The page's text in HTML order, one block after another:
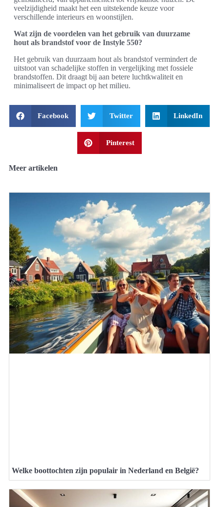
veelzijdigheid maakt het een uitstekende keuze voor
verschillende interieurs en woonstijlen.
Wat zijn de voordelen van het gebruik van duurzame
hout als brandstof voor de Instyle 550?
Het gebruik van duurzaam hout als brandstof vermindert de
uitstoot van schadelijke stoffen in vergelijking met fossiele
brandstoffen. Dit draagt bij aan betere luchtkwaliteit en
minimaliseert de impact op het milieu.
Facebook Twitter LinkedIn
Pinterest
Meer artikelen
Welke boottochten zijn populair in Nederland en België?